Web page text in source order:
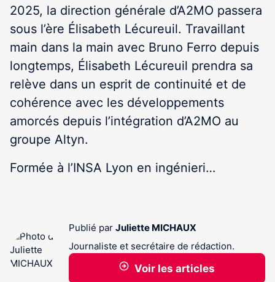
2025, la direction générale d’A2MO passera
sous l’ère Élisabeth Lécureuil. Travaillant
main dans la main avec Bruno Ferro depuis
longtemps, Élisabeth Lécureuil prendra sa
relève dans un esprit de continuité et de
cohérence avec les développements
amorcés depuis l’intégration d’A2MO au
groupe Altyn.
Formée à l’INSA Lyon en ingénieri…
Publié par Juliette MICHAUX
Journaliste et secrétaire de rédaction.
Voir les articles